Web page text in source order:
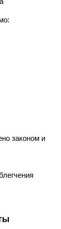
законом и